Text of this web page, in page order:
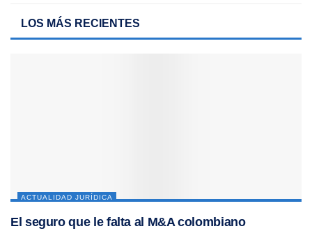
LOS MÁS RECIENTES
ACTUALIDAD JURÍDICA
El seguro que le falta al M&A colombiano